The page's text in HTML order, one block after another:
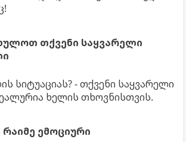
თქვენი საყვარელი
სიტუაციას? - თქვენი საყვარელი
ხელის თხოვნისთვის.
ემოციური